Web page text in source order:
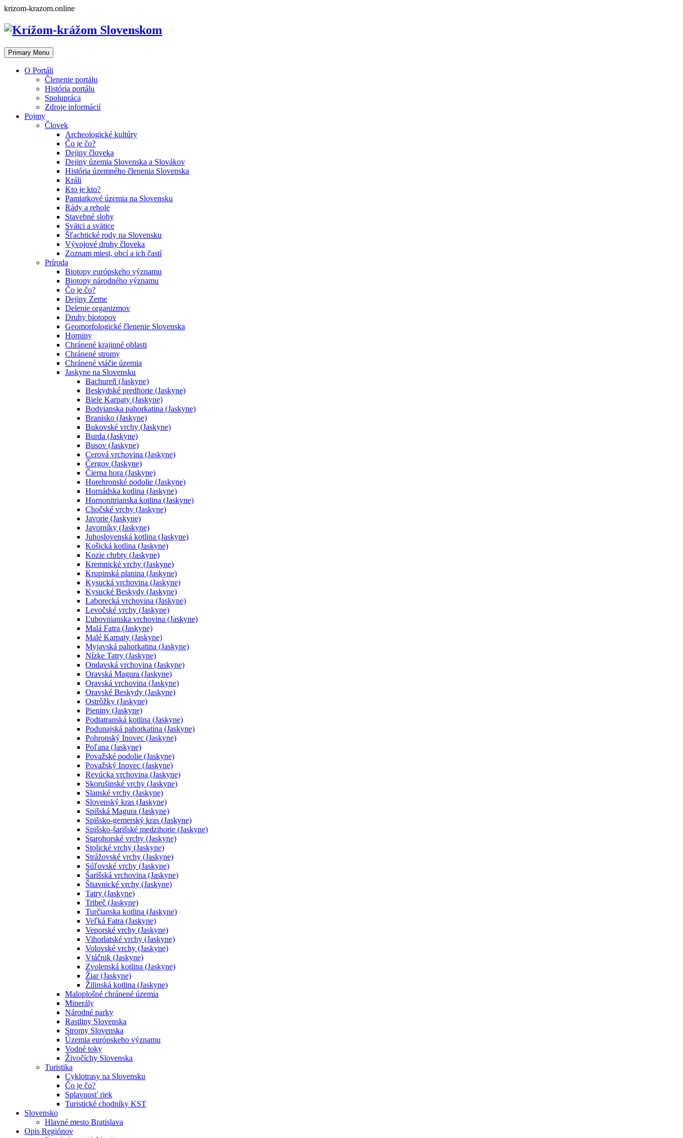
Skip
content
krizom-krazom.online
Primary Menu
O Portáli
Členenie portálu
História portálu
Spolupráca
Zdroje informácií
Pojmy
Človek
Archeologické kultúry
Čo je čo?
Dejiny človeka
Dejiny územia Slovenska a Slovákov
História územného členenia Slovenska
Králi
Kto je kto?
Pamiatkové územia na Slovensku
Rády a rehole
Stavebné slohy
Svätci a svätice
Šľachtické rody na Slovensku
Vývojové druhy človeka
Zoznam miest, obcí a ich častí
Príroda
Biotopy európskeho významu
Biotopy národného významu
Čo je čo?
Dejiny Zeme
Delenie organizmov
Druhy biotopov
Geomorfologické členenie Slovenska
Horniny
Chránené krajinné oblasti
Chránené stromy
Chránené vtáčie územia
Jaskyne na Slovensku
Bachureň (Jaskyne)
Beskydské predhorie (Jaskyne)
Biele Karpaty (Jaskyne)
Bodvianska pahorkatina (Jaskyne)
Branisko (Jaskyne)
Bukovské vrchy (Jaskyne)
Burda (Jaskyne)
Busov (Jaskyne)
Cerová vrchovina (Jaskyne)
Čergov (Jaskyne)
Čierna hora (Jaskyne)
Horehronské podolie (Jaskyne)
Hornádska kotlina (Jaskyne)
Hornonitrianska kotlina (Jaskyne)
Chočské vrchy (Jaskyne)
Javorie (Jaskyne)
Javorníky (Jaskyne)
Juhoslovenská kotlina (Jaskyne)
Košická kotlina (Jaskyne)
Kozie chrbty (Jaskyne)
Kremnické vrchy (Jaskyne)
Krupinská planina (Jaskyne)
Kysucká vrchovina (Jaskyne)
Kysucké Beskydy (Jaskyne)
Laborecká vrchovina (Jaskyne)
Levočské vrchy (Jaskyne)
Ľubovnianska vrchovina (Jaskyne)
Malá Fatra (Jaskyne)
Malé Karpaty (Jaskyne)
Myjavská pahorkatina (Jaskyne)
Nízke Tatry (Jaskyne)
Ondavská vrchovina (Jaskyne)
Oravská Magura (Jaskyne)
Oravská vrchovina (Jaskyne)
Oravské Beskydy (Jaskyne)
Ostrôžky (Jaskyne)
Pieniny (Jaskyne)
Podtatranská kotlina (Jaskyne)
Podunajská pahorkatina (Jaskyne)
Pohronský Inovec (Jaskyne)
Poľana (Jaskyne)
Považské podolie (Jaskyne)
Považský Inovec (Jaskyne)
Revúcka vrchovina (Jaskyne)
Skorušinské vrchy (Jaskyne)
Slanské vrchy (Jaskyne)
Slovenský kras (Jaskyne)
Spišská Magura (Jaskyne)
Spišsko-gemerský kras (Jaskyne)
Spišsko-šarišské medzihorie (Jaskyne)
Starohorské vrchy (Jaskyne)
Stolické vrchy (Jaskyne)
Strážovské vrchy (Jaskyne)
Súľovské vrchy (Jaskyne)
Šarišská vrchovina (Jaskyne)
Štiavnické vrchy (Jaskyne)
Tatry (Jaskyne)
Tribeč (Jaskyne)
Turčianska kotlina (Jaskyne)
Veľká Fatra (Jaskyne)
Veporské vrchy (Jaskyne)
Vihorlatské vrchy (Jaskyne)
Volovské vrchy (Jaskyne)
Vtáčnik (Jaskyne)
Zvolenská kotlina (Jaskyne)
Žiar (Jaskyne)
Žilinská kotlina (Jaskyne)
Maloplošné chránené územia
Minerály
Národné parky
Rastliny Slovenska
Stromy Slovenska
Územia európskeho významu
Vodné toky
Živočíchy Slovenska
Turistika
Cyklotrasy na Slovensku
Čo je čo?
Splavnosť riek
Turistické chodníky KST
Slovensko
Hlavné mesto Bratislava
Opis Regiónov